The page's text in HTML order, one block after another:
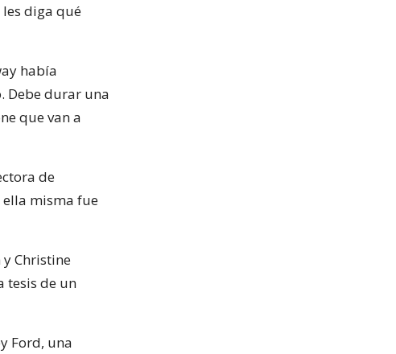
diga qué
había
Debe durar una
que van a
de
misma fue
y Christine
tesis de un
Ford, una